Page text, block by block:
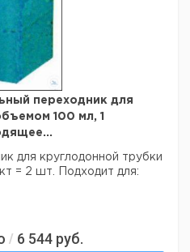
переходник для
100 мл, 1
для круглодонной трубки
= 2 шт.
Подходит для:
/ 6 544 руб.